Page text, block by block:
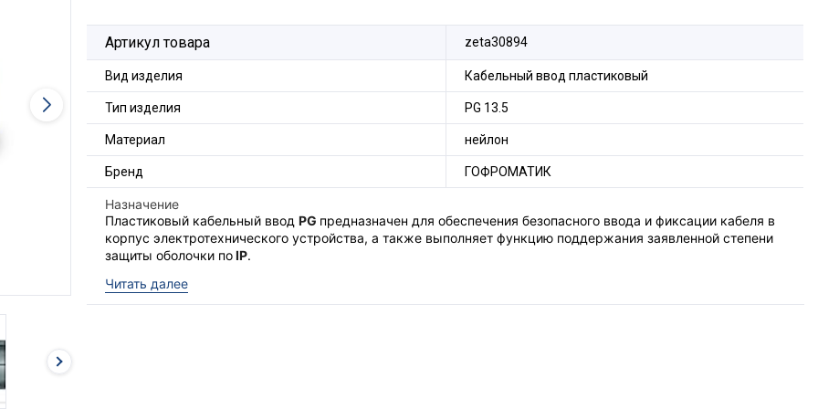
Артикул товара zeta30894
Вид изделия Кабельный ввод пластиковый
Тип изделия PG 13.5
Материал нейлон
Бренд ГОФРОМАТИК
Назначение
Пластиковый кабельный вводPG предназначен для обеспечения безопасного ввода и фиксации кабеля в
корпус электротехнического устройства, а также выполняет функцию поддержания заявленной степени
защиты оболочки поIP.
Состав комплекта:
Читать далее